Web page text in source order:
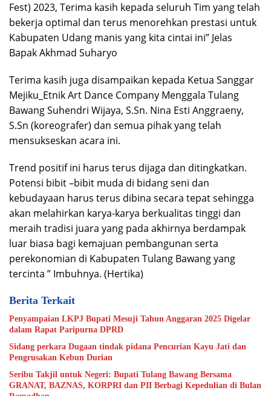
Fest) 2023, Terima kasih kepada seluruh Tim yang telah
bekerja optimal dan terus menorehkan prestasi untuk
Kabupaten Udang manis yang kita cintai ini” Jelas
Bapak Akhmad Suharyo
Terima kasih juga disampaikan kepada Ketua Sanggar
Mejiku_Etnik Art Dance Company Menggala Tulang
Bawang Suhendri Wijaya, S.Sn. Nina Esti Anggraeny,
S.Sn (koreografer) dan semua pihak yang telah
mensukseskan acara ini.
Trend positif ini harus terus dijaga dan ditingkatkan.
Potensi bibit –bibit muda di bidang seni dan
kebudayaan harus terus dibina secara tepat sehingga
akan melahirkan karya-karya berkualitas tinggi dan
meraih tradisi juara yang pada akhirnya berdampak
luar biasa bagi kemajuan pembangunan serta
perekonomian di Kabupaten Tulang Bawang yang
tercinta ” Imbuhnya. (Hertika)
Berita Terkait
Penyampaian LKPJ Bupati Mesuji Tahun Anggaran 2025 Digelar
dalam Rapat Paripurna DPRD
Sidang perkara Dugaan tindak pidana Pencurian Kayu Jati dan
Pengrusakan Kebun Durian
Seribu Takjil untuk Negeri: Bupati Tulang Bawang Bersama
GRANAT, BAZNAS, KORPRI dan PII Berbagi Kepedulian di Bulan